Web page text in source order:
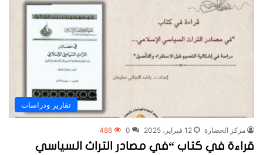
تقارير ودراسات
مركز الحضارة 12 فبراير، 2025 0
486
قراءة في كتاب “في مصادر التراث السياسي